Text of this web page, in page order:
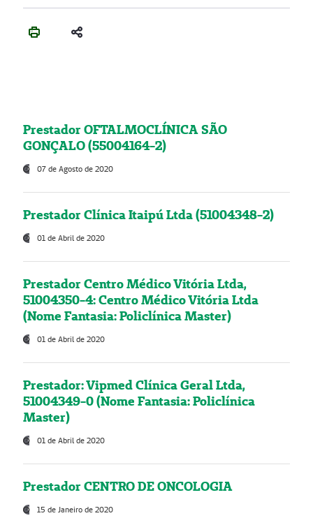
Prestador OFTALMOCLÍNICA SÃO
GONÇALO (55004164-2)
07 de Agosto de 2020
Prestador Clínica Itaipú Ltda (51004348-2)
01 de Abril de 2020
Prestador Centro Médico Vitória Ltda,
51004350-4: Centro Médico Vitória Ltda
(Nome Fantasia: Policlínica Master)
01 de Abril de 2020
Prestador: Vipmed Clínica Geral Ltda,
51004349-0 (Nome Fantasia: Policlínica
Master)
01 de Abril de 2020
Prestador CENTRO DE ONCOLOGIA
15 de Janeiro de 2020